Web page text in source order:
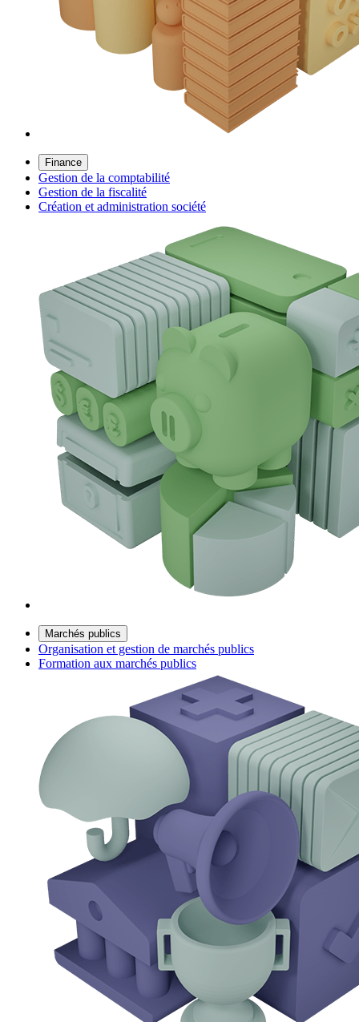
Finance
Gestion de la comptabilité
Gestion de la fiscalité
Création et administration société
Marchés publics
Organisation et gestion de marchés publics
Formation aux marchés publics